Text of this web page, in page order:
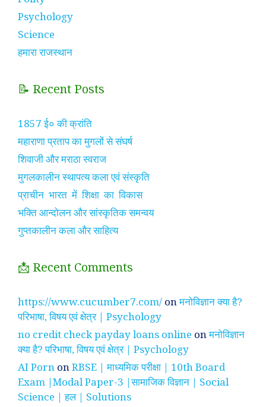
Psychology
Science
हमारा राजस्थान
📝 Recent Posts
1857 ई० की क्रांति
महाराणा प्रताप का मुगलों से संघर्ष
शिवाजी और मराठा स्वराज
मुगलकालीन स्थापत्य कला एवं संस्कृति
प्राचीन भारत में शिक्षा का विकास
भक्ति आन्दोलन और सांस्कृतिक समन्वय
गुप्तकालीन कला और साहित्य
📩 Recent Comments
https://www.cucumber7.com/ onमनोविज्ञान क्या है?
परिभाषा, विषय एवं क्षेत्र | Psychology
no credit check payday loans online onमनोविज्ञान
क्या है? परिभाषा, विषय एवं क्षेत्र | Psychology
AI Porn onRBSE | माध्यमिक परीक्षा | 10th Board
Exam |Modal Paper-3 |सामाजिक विज्ञान | Social
Science | हल | Solutions